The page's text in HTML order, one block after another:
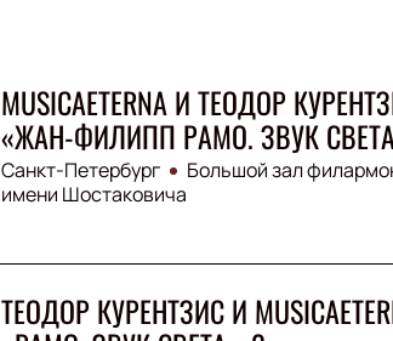
MUSICAETERNA И ТЕОДОР
«ЖАН-ФИЛИПП РАМО. ЗВУК
Санкт-Петербург
Большой зал
имени Шостаковича
ТЕОДОР КУРЕНТЗИС И